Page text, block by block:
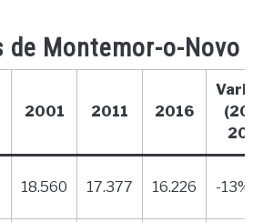
de Montemor-o-Novo
2001 2011 2016
18.560 17.377 16.226 -13%